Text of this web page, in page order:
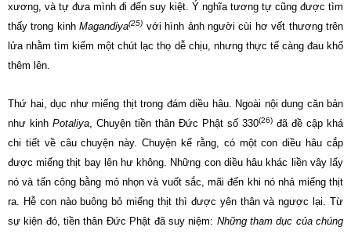
xương, và tự đưa mình đi đến suy kiệt. Ý nghĩa tương tự cũng được tìm
thấy trong kinhMagandiya(25) với hình ảnh người cùi hơ vết thương trên
lửa nhằm tìm kiếm một chút lạc thọ dễ chịu, nhưng thực tế càng đau khổ
thêm lên.
Thứ hai, dục như miếng thịt trong đám diều hâu. Ngoài nội dung căn bản
như kinh Potaliya, Chuyện tiền thân Đức Phật số 330(26) đã đề cập khá
chi tiết về câu chuyện này. Chuyện kể rằng, có một con diều hâu cắp
được miếng thịt bay lên hư không. Những con diều hâu khác liền vây lấy
nó và tấn công bằng mỏ nhọn và vuốt sắc, mãi đến khi nó nhả miếng thịt
ra. Hễ con nào buông bỏ miếng thịt thì được yên thân và ngược lại. Từ
sự kiện đó, tiền thân Đức Phật đã suy niệm: Những tham dục của chúng